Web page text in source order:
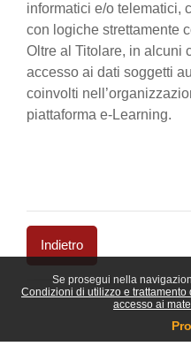
Se prosegui nella
Condizioni di utilizzo e trattamento
accesso ai
informatici e/o telematici,
con logiche strettamente
Oltre al Titolare, in alcuni
accesso ai dati soggetti
coinvolti
piattaforma e-Learning.
Indietro
Blocchi